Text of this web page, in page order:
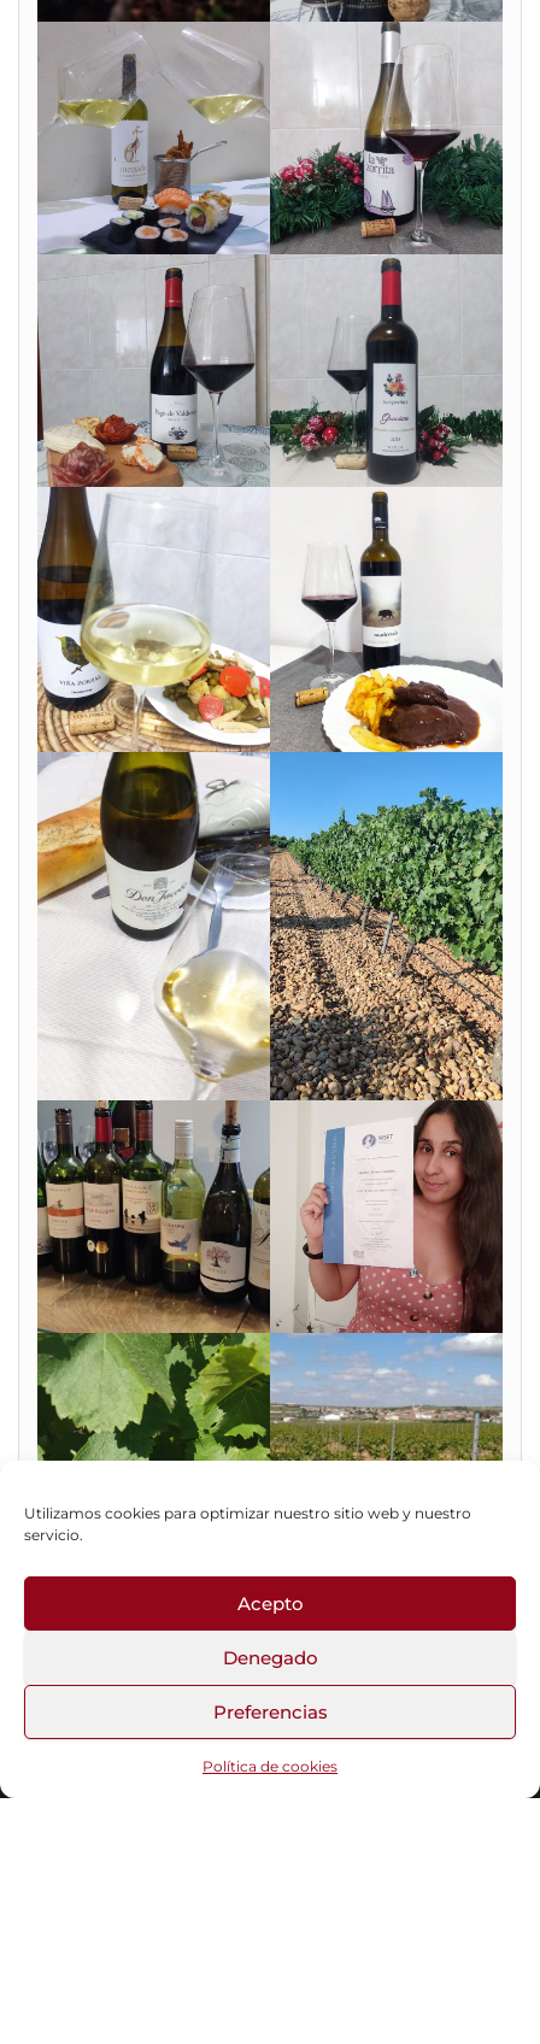
Utilizamos cookies para optimizar nuestro sitio web y nuestro
servicio.
Acepto
Denegado
Preferencias
Política de cookies
Fotos del Blog
Funciona gracias aWordPress |Tema:Head Blog